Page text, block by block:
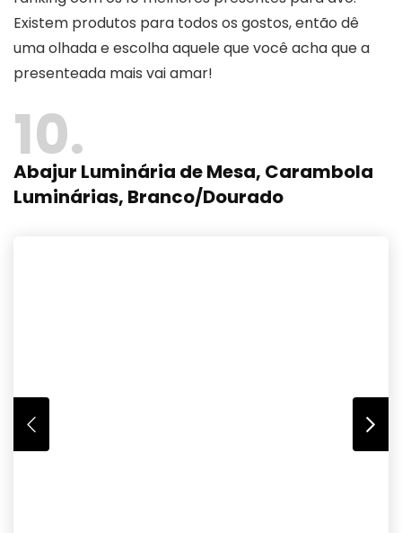
Existem produtos para todos os gostos, então dê
uma olhada e escolha aquele que você acha que a
presenteada mais vai amar!
10
Abajur Luminária de Mesa, Carambola
Luminárias, Branco/Dourado